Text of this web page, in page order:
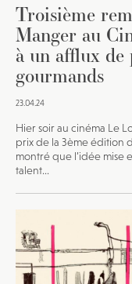
Troisième
Manger au
à un afflux
gourmands
23.04.24
Hier soir au cinéma Le
prix de la 3ème édition
montré que l’idée
talent...